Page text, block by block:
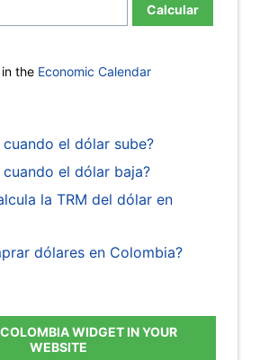
Calcular
the Economic Calendar
cuando el dólar sube?
cuando el dólar baja?
la TRM del dólar en
dólares en Colombia?
WIDGET IN YOUR
WEBSITE